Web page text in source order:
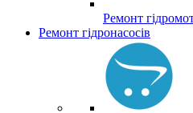
Ремонт
Ремонт гідронасосів